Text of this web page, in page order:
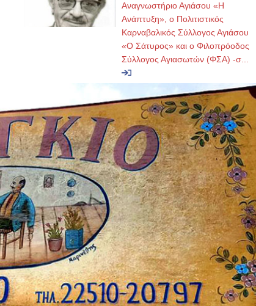
Αναγνωστήριο Αγιάσου «Η
Ανάπτυξη», ο Πολιτιστικός
Καρναβαλικός Σύλλογος Αγιάσου
«Ο Σάτυρος» και ο Φιλοπρόοδος
Σύλλογος Αγιασωτών (ΦΣΑ) -σ...